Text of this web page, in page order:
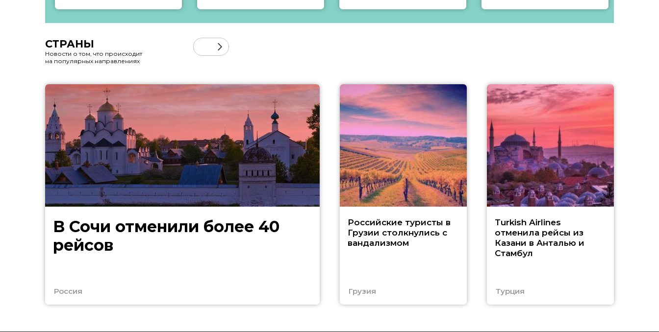
СТРАНЫ
Новости о том, что происходит
на популярных направлениях
В Сочи отменили более 40
рейсов
Россия
Российские туристы в
Грузии столкнулись с
вандализмом
Грузия
Turkish Airlines
отменила рейсы из
Казани в Анталью и
Стамбул
Турция